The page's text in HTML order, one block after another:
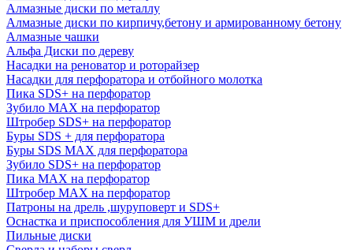
Алмазные диски по металлу
Алмазные диски по кирпичу,бетону и армированному бетону
Алмазные чашки
Альфа Диски по дереву
Насадки на реноватор и роторайзер
Насадки для перфоратора и отбойного молотка
Пика SDS+ на перфоратор
Зубило MAX на перфоратор
Штробер SDS+ на перфоратор
Буры SDS + для перфоратора
Буры SDS MAX для перфоратора
Зубило SDS+ на перфоратор
Пика MAX на перфоратор
Штробер MAX на перфоратор
Патроны на дрель ,шуруповерт и SDS+
Оснастка и приспособления для УШМ и дрели
Пильные диски